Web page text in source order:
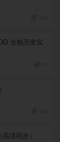
全栈开发实
清同步）